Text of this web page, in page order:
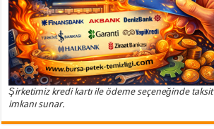
Şirketimiz kredi kartı ile ödeme seçeneğinde taksit
imkanı sunar.